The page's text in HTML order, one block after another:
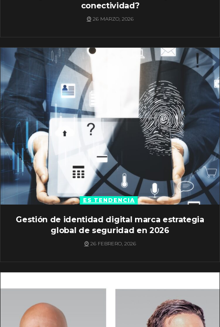
conectividad?
26 MARZO, 2026
ES TENDENCIA
Gestión de identidad digital marca estrategia
global de seguridad en 2026
26 FEBRERO, 2026